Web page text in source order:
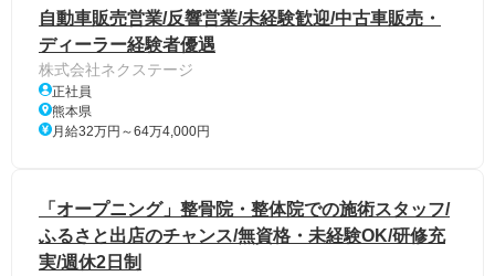
自動車販売営業/反響営業/未経験歓迎/中古車販売・
ディーラー経験者優遇
株式会社ネクステージ
正社員
熊本県
月給32万円～64万4,000円
「オープニング」整骨院・整体院での施術スタッフ/
ふるさと出店のチャンス/無資格・未経験OK/研修充
実/週休2日制